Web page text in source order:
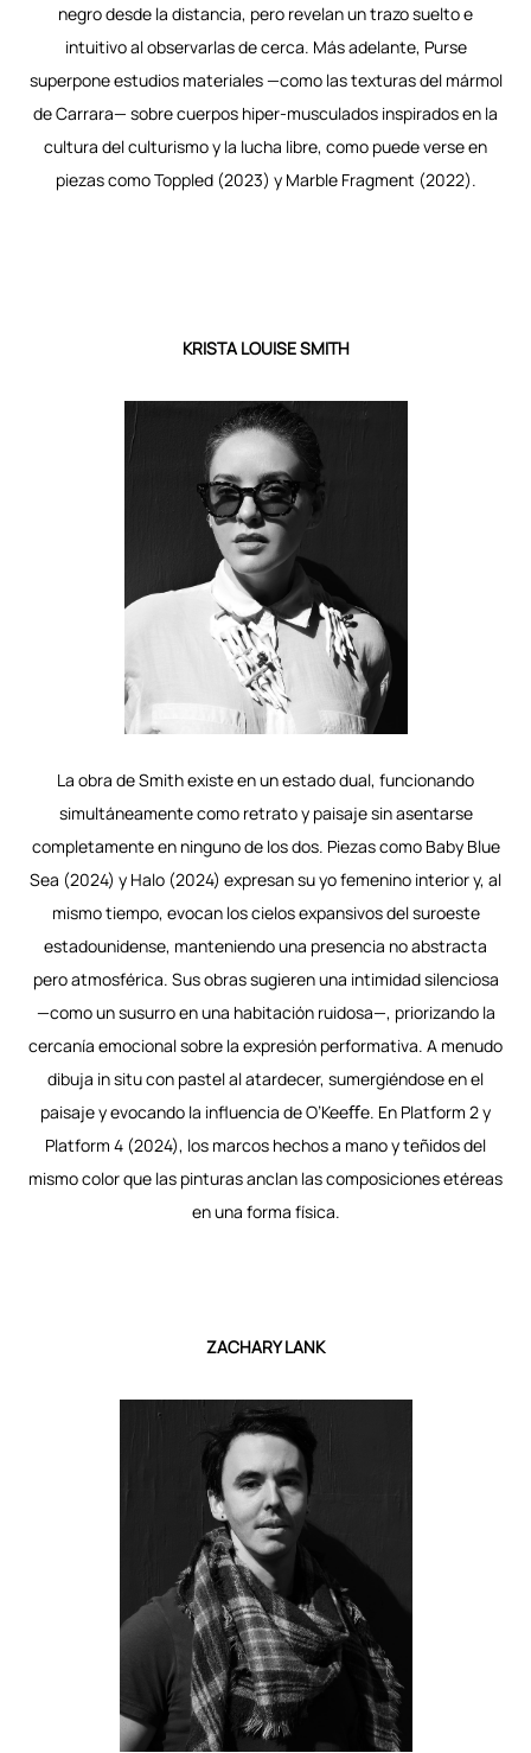
negro desde la distancia, pero revelan un trazo suelto e
intuitivo al observarlas de cerca. Más adelante, Purse
superpone estudios materiales —como las texturas del mármol
de Carrara— sobre cuerpos hiper-musculados inspirados en la
cultura del culturismo y la lucha libre, como puede verse en
piezas como Toppled (2023) y Marble Fragment (2022).
KRISTA LOUISE SMITH
La obra de Smith existe en un estado dual, funcionando
simultáneamente como retrato y paisaje sin asentarse
completamente en ninguno de los dos. Piezas como Baby Blue
Sea (2024) y Halo (2024) expresan su yo femenino interior y, al
mismo tiempo, evocan los cielos expansivos del suroeste
estadounidense, manteniendo una presencia no abstracta
pero atmosférica. Sus obras sugieren una intimidad silenciosa
—como un susurro en una habitación ruidosa—, priorizando la
cercanía emocional sobre la expresión performativa. A menudo
dibuja in situ con pastel al atardecer, sumergiéndose en el
paisaje y evocando la influencia de O’Keeﬀe. En Platform 2 y
Platform 4 (2024), los marcos hechos a mano y teñidos del
mismo color que las pinturas anclan las composiciones etéreas
en una forma física.
ZACHARY LANK